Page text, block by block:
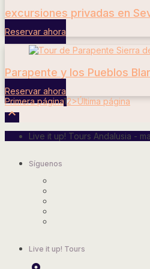
excursiones privadas en
Reservar ahora
Parapente y los Pueblos
Reservar ahora
Primera página12>Última página

Live it up! Tours Andalusia -
Síguenos
Live it up! Tours